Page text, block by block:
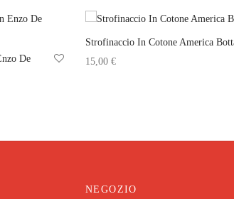
De
Strofinaccio In Cotone America
15,00 €
NEGOZIO